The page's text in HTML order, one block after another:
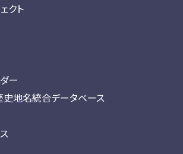
クト
ー
史地名統合データベース